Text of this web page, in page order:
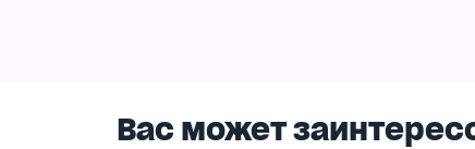
Вас может